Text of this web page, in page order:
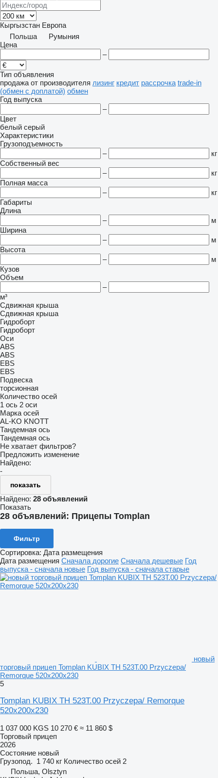
Кыргызстан Европа
Польша
Румыния
Цена
–
Тип объявления
продажа от производителя лизинг кредит рассрочка trade-in
(обмен с доплатой) обмен
Год выпуска
–
Цвет
белый серый
Характеристики
Грузоподъемность
–
кг
Собственный вес
–
кг
Полная масса
–
кг
Габариты
Длина
–
м
Ширина
–
м
Высота
–
м
Кузов
Объем
–
м³
Сдвижная крыша
Сдвижная крыша
Гидроборт
Гидроборт
Оси
ABS
ABS
EBS
EBS
Подвеска
торсионная
Количество осей
1 ось 2 оси
Марка осей
AL-KO KNOTT
Тандемная ось
Тандемная ось
Не хватает фильтров?
Предложить изменение
Найдено:
-
показать
Найдено: 28 объявлений
Показать
28 объявлений: Прицепы Tomplan
Фильтр
Сортировка: Дата размещения
Дата размещения Сначала дорогие Сначала дешевые Год
выпуска - сначала новые Год выпуска - сначала старые
новый
торговый прицеп Tomplan KUBIX TH 523T.00 Przyczepa/
Remorque 520x200x230
5
Tomplan KUBIX TH 523T.00 Przyczepa/ Remorque
520x200x230
1 037 000 KGS 10 270 € ≈ 11 860 $
Торговый прицеп
2026
Состояние новый
Грузопод. 1 740 кг Количество осей 2
Польша, Olsztyn